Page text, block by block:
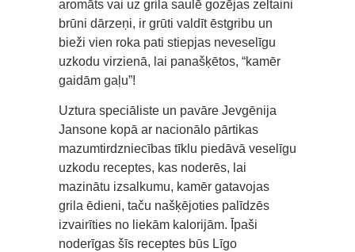
aromāts vai uz grila saulē gozējas zeltaini
brūni dārzeņi, ir grūti valdīt ēstgribu un
bieži vien roka pati stiepjas neveselīgu
uzkodu virzienā, lai panašķētos, “kamēr
gaidām gaļu”!
Uztura speciāliste un pavāre Jevgēnija
Jansone kopā ar nacionālo pārtikas
mazumtirdzniecības tīklu piedāvā veselīgu
uzkodu receptes, kas noderēs, lai
mazinātu izsalkumu, kamēr gatavojas
grila ēdieni, taču našķējoties palīdzēs
izvairīties no liekām kalorijām. Īpaši
noderīgas šīs receptes būs Līgo